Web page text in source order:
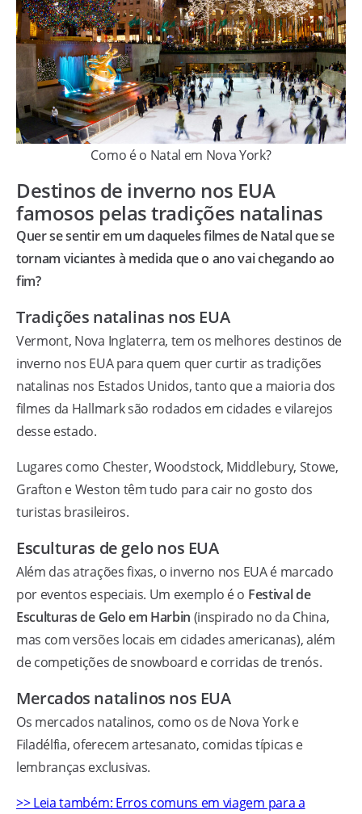
Como é o Natal em Nova York?
Destinos de inverno nos EUA
famosos pelas tradições natalinas
Quer se sentir em um daqueles filmes de Natal que se
tornam viciantes à medida que o ano vai chegando ao
fim?
Tradições natalinas nos EUA
Vermont, Nova Inglaterra, tem os melhores destinos de
inverno nos EUA para quem quer curtir as tradições
natalinas nos Estados Unidos, tanto que a maioria dos
filmes da Hallmark são rodados em cidades e vilarejos
desse estado.
Lugares como Chester, Woodstock, Middlebury, Stowe,
Grafton e Weston têm tudo para cair no gosto dos
turistas brasileiros.
Esculturas de gelo nos EUA
Além das atrações fixas, o inverno nos EUA é marcado
por eventos especiais. Um exemplo é o Festival de
Esculturas de Gelo em Harbin (inspirado no da China,
mas com versões locais em cidades americanas), além
de competições de snowboard e corridas de trenós.
Mercados natalinos nos EUA
Os mercados natalinos, como os de Nova York e
Filadélfia, oferecem artesanato, comidas típicas e
lembranças exclusivas.
>> Leia também: Erros comuns em viagem para a